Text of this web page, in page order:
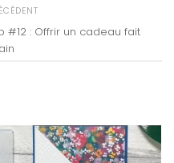
#12 : Offrir un cadeau fait